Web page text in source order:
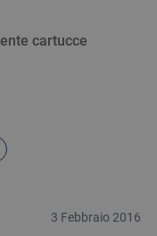
cartucce
3 Febbraio 2016